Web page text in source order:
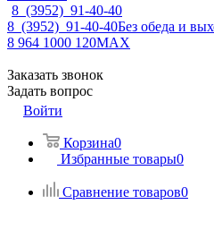
8 (3952) 91-40-40
8 (3952) 91-40-40Без обеда и
8 964 1000 120MAX
Заказать звонок
Задать вопрос
Войти
Корзина0
Избранные товары0
Сравнение товаров0